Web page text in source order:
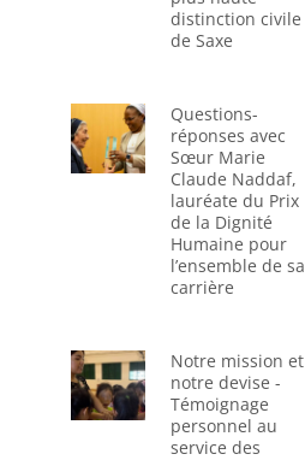
distinction civile
de Saxe
Questions-
réponses avec
Sœur Marie
Claude Naddaf,
lauréate du Prix
de la Dignité
Humaine pour
l’ensemble de sa
carrière
Notre mission et
notre devise -
Témoignage
personnel au
service des